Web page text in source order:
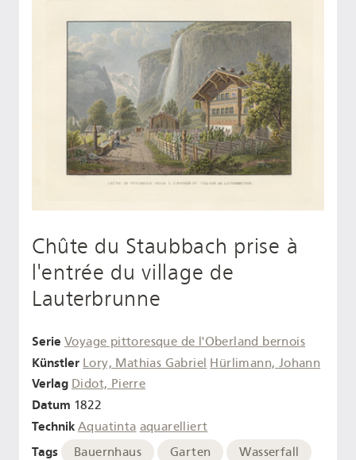
Chûte du Staubbach prise à
l'entrée du village de
Lauterbrunne
Serie Voyage pittoresque de l'Oberland bernois
Künstler Lory, Mathias Gabriel Hürlimann, Johann
Verlag Didot, Pierre
Datum 1822
Technik Aquatinta aquarelliert
Tags Bauernhaus Garten Wasserfall